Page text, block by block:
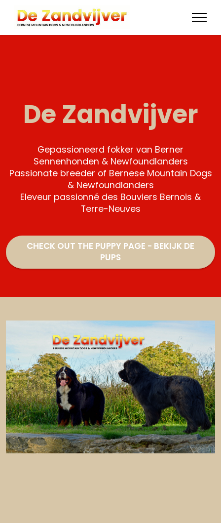
De Zandvijver
Gepassioneerd fokker van Berner
Sennenhonden & Newfoundlanders
Passionate breeder of Bernese Mountain Dogs
& Newfoundlanders
Eleveur passionné des Bouviers Bernois &
Terre-Neuves
CHECK OUT THE PUPPY PAGE - BEKIJK DE
PUPS